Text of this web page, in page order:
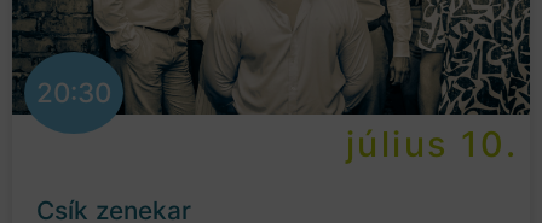
20:30
július 10.
Csík zenekar